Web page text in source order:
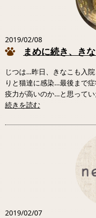
2019/02/08
まめに続き、き
じつは…昨日、きなこも入
りと猫達に感染…最後まで
疫力が高いのか…と思って
続きを読む
2019/02/07